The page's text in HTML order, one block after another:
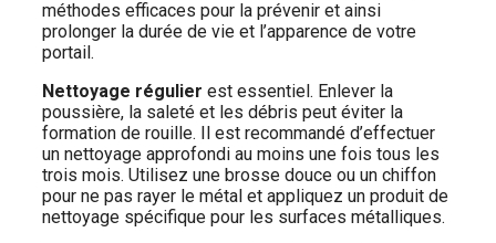
méthodes efficaces pour la prévenir et ainsi
prolonger la durée de vie et l’apparence de votre
portail.
Nettoyage régulier est essentiel. Enlever la
poussière, la saleté et les débris peut éviter la
formation de rouille. Il est recommandé d’effectuer
un nettoyage approfondi au moins une fois tous les
trois mois. Utilisez une brosse douce ou un chiffon
pour ne pas rayer le métal et appliquez un produit de
nettoyage spécifique pour les surfaces métalliques.